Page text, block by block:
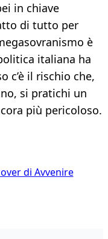
in chiave
di tutto per
è
italiana ha
c’è il rischio che,
si pratichi un
più pericoloso.
di Avvenire